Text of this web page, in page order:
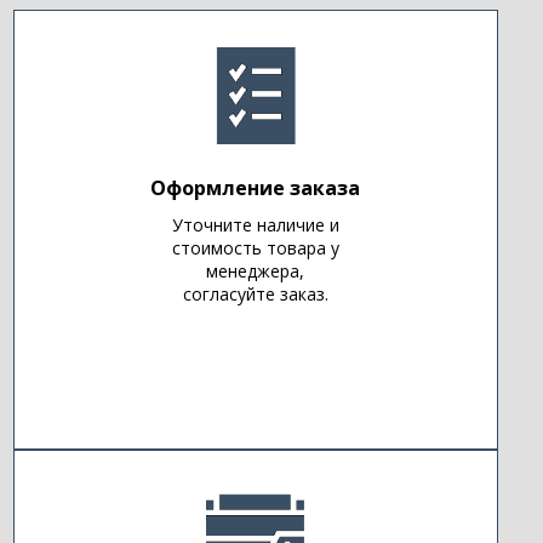
Оформление заказа
Уточните наличие и
стоимость товара у
менеджера,
согласуйте заказ.